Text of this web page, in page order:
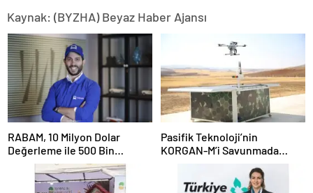
Kaynak: (BYZHA) Beyaz Haber Ajansı
RABAM, 10 Milyon Dolar
Değerleme ile 500 Bin
Dolarlık Yatırım Aldı
Pasifik Teknoloji’nin
KORGAN-M’i Savunmada
Otonom Dönemi Başlatıyor